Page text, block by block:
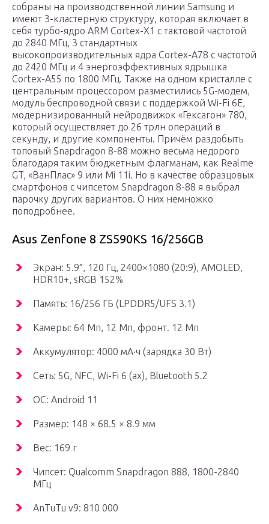
собраны на производственной линии Samsung и
имеют 3-кластерную структуру, которая включает в
себя турбо-ядро ARM Cortex-X1 с тактовой частотой
до 2840 МГц, 3 стандартных
высокопроизводительных ядра Cortex-A78 с частотой
до 2420 МГц и 4 энергоэффективных ядрышка
Cortex-A55 по 1800 МГц. Также на одном кристалле с
центральным процессором разместились 5G-модем,
модуль беспроводной связи с поддержкой Wi-Fi 6E,
модернизированный нейродвижок «Гексагон» 780,
который осуществляет до 26 трлн операций в
секунду, и другие компоненты. Причём раздобыть
топовый Snapdragon 8-88 можно весьма недорого
благодаря таким бюджетным флагманам, как Realme
GT, «ВанПлас» 9 или Mi 11i. Но в качестве образцовых
смартфонов с чипсетом Snapdragon 8-88 я выбрал
парочку других вариантов. О них немножко
поподробнее.
Asus Zenfone 8 ZS590KS 16/256GB
Экран: 5.9″, 120 Гц, 2400×1080 (20:9), AMOLED,
HDR10+, sRGB 152%
Память: 16/256 ГБ (LPDDR5/UFS 3.1)
Камеры: 64 Мп, 12 Мп, фронт. 12 Мп
Аккумулятор: 4000 мА·ч (зарядка 30 Вт)
Сеть: 5G, NFC, Wi-Fi 6 (ax), Bluetooth 5.2
ОС: Android 11
Размер: 148 × 68.5 × 8.9 мм
Вес: 169 г
Чипсет: Qualcomm Snapdragon 888, 1800-2840
МГц
AnTuTu v9: 810 000